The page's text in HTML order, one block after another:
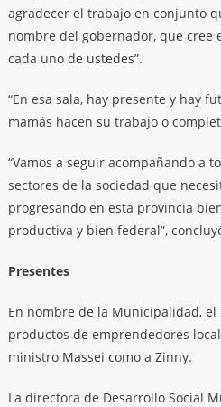
agradecer el trabajo en conjunto
nombre del gobernador, que cree
cada uno de ustedes”.
“En esa sala, hay presente y hay
mamás hacen su trabajo o
“Vamos a seguir acompañando a
sectores de la sociedad que
progresando en esta provincia
productiva y bien federal”,
Presentes
En nombre de la Municipalidad,
productos de emprendedores
ministro Massei como a Zinny.
La directora de Desarrollo Social